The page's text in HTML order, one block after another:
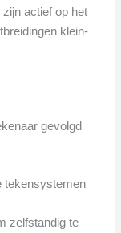
actief op het
klein-
gevolgd
tekensystemen
zelfstandig te